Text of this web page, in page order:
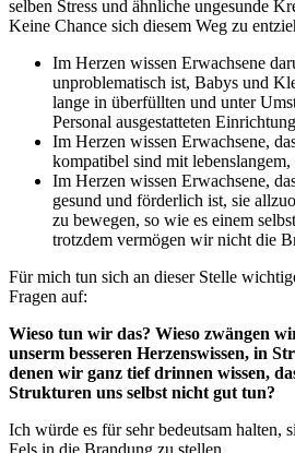
selben Stress und ähnliche ungesunde
Keine Chance sich diesem Weg zu
Im Herzen wissen Erwachsene
unproblematisch ist, Babys und
lange in überfüllten und unter
Personal ausgestatteten
Im Herzen wissen Erwachsene,
kompatibel sind mit
Im Herzen wissen Erwachsene,
gesund und förderlich ist, sie
zu bewegen, so wie es einem
trotzdem vermögen wir nicht die
Für mich tun sich an dieser Stelle
Fragen auf:
Wieso tun wir das? Wieso zwängen
unserm besseren Herzenswissen, in
denen wir ganz tief drinnen wissen,
Strukturen uns selbst nicht gut tun?
Ich würde es für sehr bedeutsam halten,